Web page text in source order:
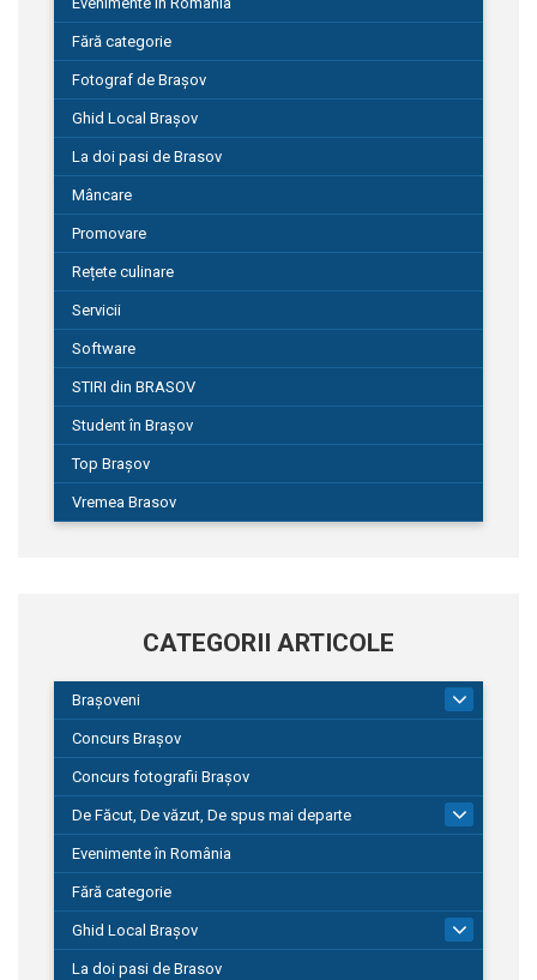
Fără categorie
Fotograf de Brașov
Ghid Local Brașov
La doi pasi de Brasov
Mâncare
Promovare
Rețete culinare
Servicii
Software
STIRI din BRASOV
Student în Brașov
Top Brașov
Vremea Brasov
CATEGORII ARTICOLE
Brașoveni
Concurs Brașov
Concurs fotografii Brașov
De Făcut, De văzut, De spus mai departe
149
Evenimente în România
Fără categorie
Ghid Local Brașov
La doi pasi de Brasov